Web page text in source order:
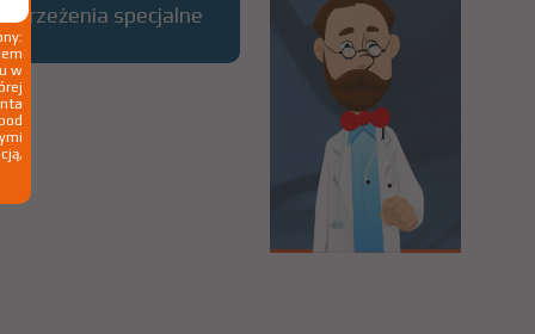
specjalne
w